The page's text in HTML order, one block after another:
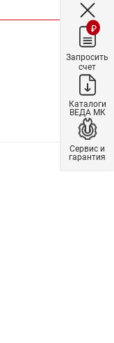
₽
Запросить
счет
Каталоги
ВЕДА МК
Сервис и
гарантия